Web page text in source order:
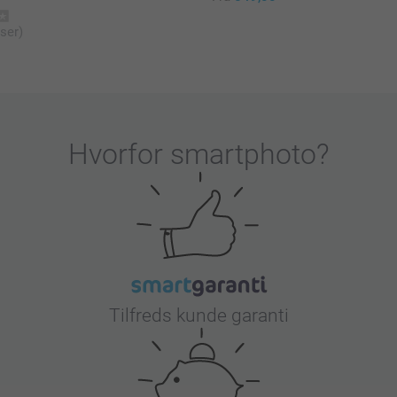
Hvorfor smartphoto?
Tilfreds kunde garanti